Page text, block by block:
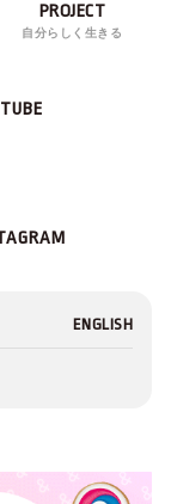
PROJECT
自分らしく生きる